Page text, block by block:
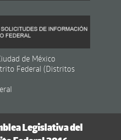
de México
Federal (Distritos
Legislativa del